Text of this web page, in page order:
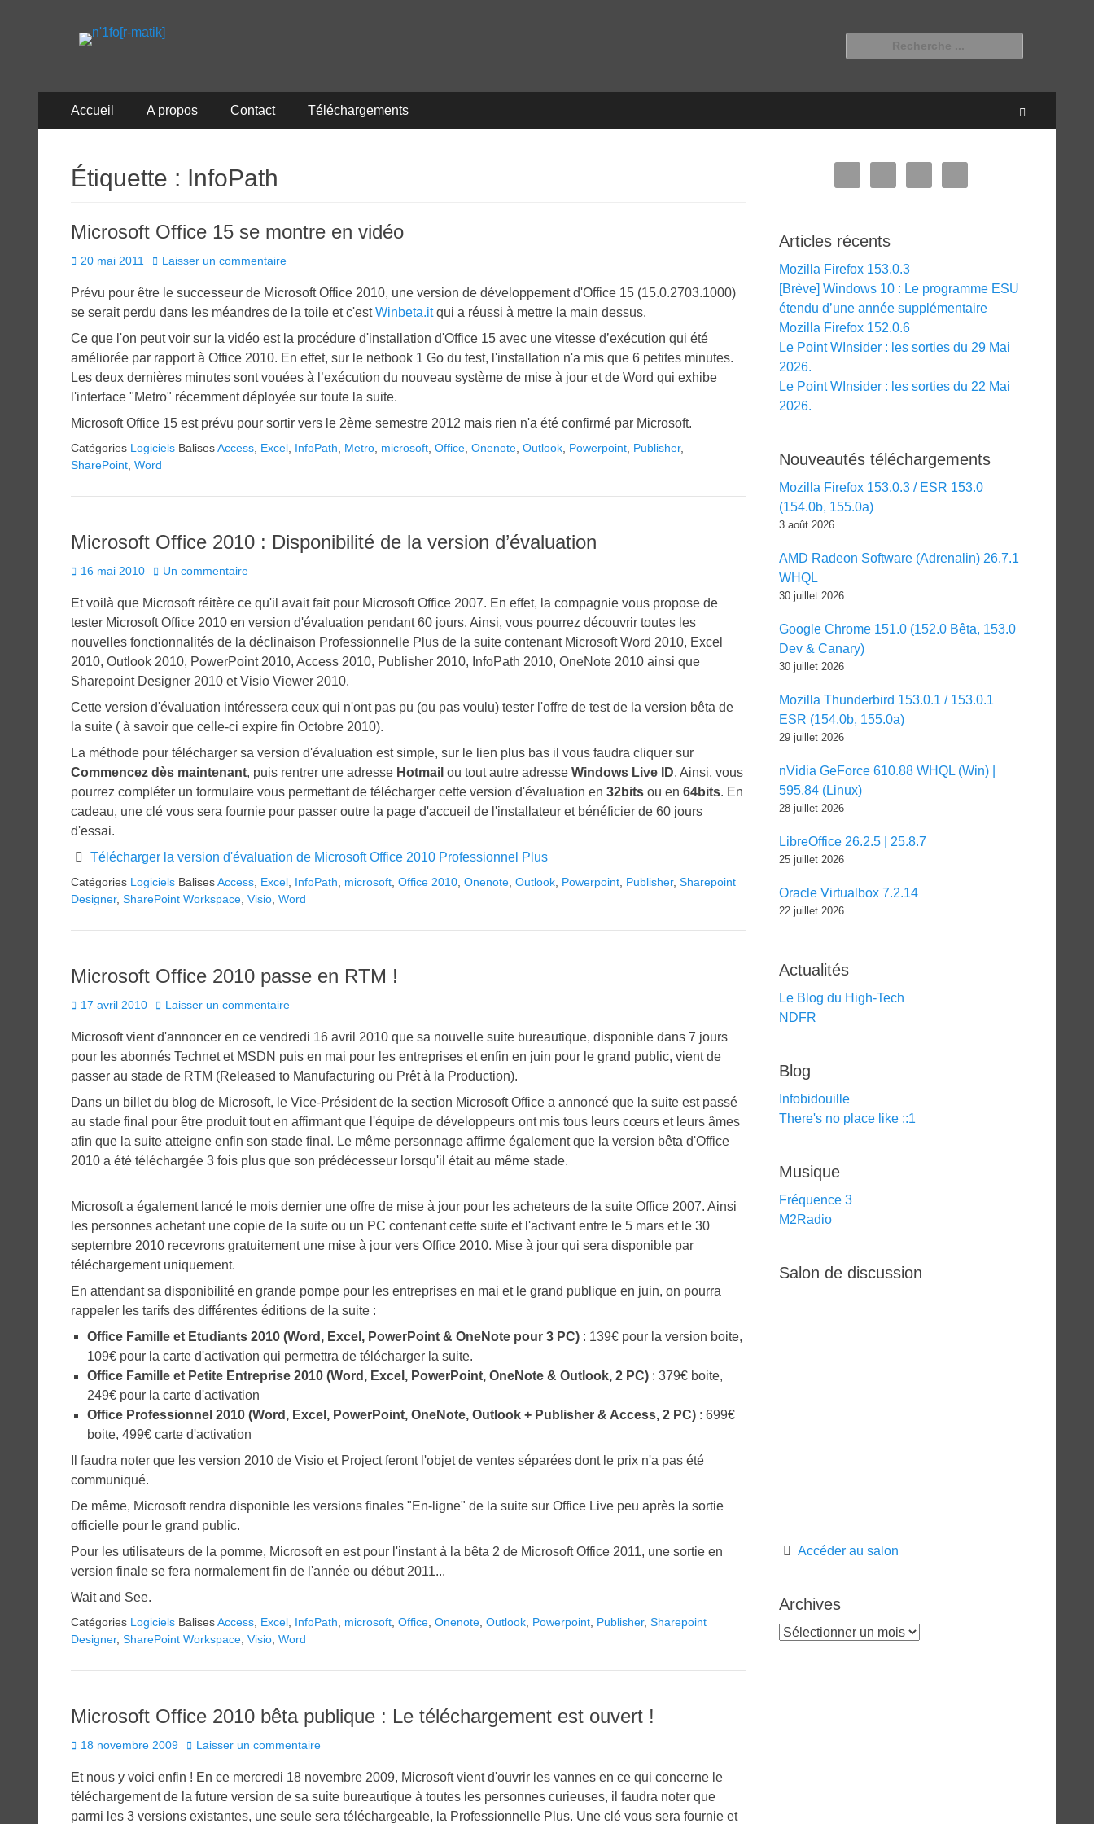
n'1fo[r-matik]
Pour les nymphos d'infos en info…
Menu
principal
Accueil A propos Contact Téléchargements
Étiquette : InfoPath
Microsoft Office 15 se montre en vidéo
Posted
20 mai 2011 Laisser un commentaire
Prévu pour être le successeur de Microsoft Office 2010, une version de développement d'Office 15 (15.0.2703.1000)
se serait perdu dans les méandres de la toile et c'estWinbeta.itqui a réussi à mettre la main dessus.
Ce que l'on peut voir sur la vidéo est la procédure d'installation d'Office 15 avec une vitesse d’exécution qui été
améliorée par rapport à Office 2010. En effet, sur le netbook 1 Go du test, l'installation n'a mis que 6 petites minutes.
Les deux dernières minutes sont vouées à l’exécution du nouveau système de mise à jour et de Word qui exhibe
l'interface "Metro" récemment déployée sur toute la suite.
Microsoft Office 15 est prévu pour sortir vers le 2ème semestre 2012 mais rien n'a été confirmé par Microsoft.
Catégories Logiciels BalisesAccess Excel InfoPath Metro microsoft Office Onenote Outlook Powerpoint Publisher,
SharePoint Word
Microsoft Office 2010 : Disponibilité de la version d’évaluation
Posted
16 mai 2010 Un commentaire
Et voilà que Microsoft réitère ce qu'il avait fait pour Microsoft Office 2007. En effet, la compagnie vous propose de
tester Microsoft Office 2010 en version d'évaluation pendant 60 jours. Ainsi, vous pourrez découvrir toutes les
nouvelles fonctionnalités de la déclinaison Professionnelle Plus de la suite contenant Microsoft Word 2010, Excel
2010, Outlook 2010, PowerPoint 2010, Access 2010, Publisher 2010, InfoPath 2010, OneNote 2010 ainsi que
Sharepoint Designer 2010 et Visio Viewer 2010.
Cette version d'évaluation intéressera ceux qui n'ont pas pu (ou pas voulu) tester l'offre de test de la version bêta de
la suite ( à savoir que celle-ci expire fin Octobre 2010).
La méthode pour télécharger sa version d'évaluation est simple, sur le lien plus bas il vous faudra cliquer sur
Commencez dès maintenant, puis rentrer une adresse Hotmail ou tout autre adresse Windows Live ID. Ainsi, vous
pourrez compléter un formulaire vous permettant de télécharger cette version d'évaluation en 32bits ou en 64bits. En
cadeau, une clé vous sera fournie pour passer outre la page d'accueil de l'installateur et bénéficier de 60 jours
d'essai.
Télécharger la version d'évaluation de Microsoft Office 2010 Professionnel Plus
Catégories Logiciels BalisesAccess Excel InfoPath microsoft Office 2010 Onenote Outlook Powerpoint Publisher, Sharepoint
Designer, SharePoint Workspace Visio Word
Microsoft Office 2010 passe en RTM !
Posted
17 avril 2010 Laisser un commentaire
Microsoft vient d'annoncer en ce vendredi 16 avril 2010 que sa nouvelle suite bureautique, disponible dans 7 jours
pour les abonnés Technet et MSDN puis en mai pour les entreprises et enfin en juin pour le grand public, vient de
passer au stade de RTM (Released to Manufacturing ou Prêt à la Production).
Dans un billet du blog de Microsoft, le Vice-Président de la section Microsoft Office a annoncé que la suite est passé
au stade final pour être produit tout en affirmant que l'équipe de développeurs ont mis tous leurs cœurs et leurs âmes
afin que la suite atteigne enfin son stade final. Le même personnage affirme également que la version bêta d'Office
2010 a été téléchargée 3 fois plus que son prédécesseur lorsqu'il était au même stade.
Microsoft a également lancé le mois dernier une offre de mise à jour pour les acheteurs de la suite Office 2007. Ainsi
les personnes achetant une copie de la suite ou un PC contenant cette suite et l'activant entre le 5 mars et le 30
septembre 2010 recevrons gratuitement une mise à jour vers Office 2010. Mise à jour qui sera disponible par
téléchargement uniquement.
En attendant sa disponibilité en grande pompe pour les entreprises en mai et le grand publique en juin, on pourra
rappeler les tarifs des différentes éditions de la suite :
Office Famille et Etudiants 2010 (Word, Excel, PowerPoint & OneNote pour 3 PC) : 139€ pour la version boite,
109€ pour la carte d'activation qui permettra de télécharger la suite.
Office Famille et Petite Entreprise 2010 (Word, Excel, PowerPoint, OneNote & Outlook, 2 PC) : 379€ boite,
249€ pour la carte d'activation
Office Professionnel 2010 (Word, Excel, PowerPoint, OneNote, Outlook + Publisher & Access, 2 PC) : 699€
boite, 499€ carte d'activation
Il faudra noter que les version 2010 de Visio et Project feront l'objet de ventes séparées dont le prix n'a pas été
communiqué.
De même, Microsoft rendra disponible les versions finales "En-ligne" de la suite sur Office Live peu après la sortie
officielle pour le grand public.
Pour les utilisateurs de la pomme, Microsoft en est pour l'instant à la bêta 2 de Microsoft Office 2011, une sortie en
version finale se fera normalement fin de l'année ou début 2011...
Wait and See.
Catégories Logiciels BalisesAccess Excel InfoPath microsoft Office Onenote Outlook Powerpoint Publisher, Sharepoint
Designer, SharePoint Workspace Visio Word
Microsoft Office 2010 bêta publique : Le téléchargement est ouvert !
Posted
18 novembre 2009 Laisser un commentaire
Et nous y voici enfin ! En ce mercredi 18 novembre 2009, Microsoft vient d'ouvrir les vannes en ce qui concerne le
téléchargement de la future version de sa suite bureautique à toutes les personnes curieuses, il faudra noter que
parmi les 3 versions existantes, une seule sera téléchargeable, la Professionnelle Plus. Une clé vous sera fournie et
Articles récents
Mozilla Firefox 153.0.3
[Brève] Windows 10 : Le programme ESU
étendu d’une année supplémentaire
Mozilla Firefox 152.0.6
Le Point WInsider : les sorties du 29 Mai
2026.
Le Point WInsider : les sorties du 22 Mai
2026.
Nouveautés téléchargements
Mozilla Firefox 153.0.3 / ESR 153.0
(154.0b, 155.0a)
3 août 2026
AMD Radeon Software (Adrenalin) 26.7.1
WHQL
30 juillet 2026
Google Chrome 151.0 (152.0 Bêta, 153.0
Dev & Canary)
30 juillet 2026
Mozilla Thunderbird 153.0.1 / 153.0.1
ESR (154.0b, 155.0a)
29 juillet 2026
nVidia GeForce 610.88 WHQL (Win) |
595.84 (Linux)
28 juillet 2026
LibreOffice 26.2.5 | 25.8.7
25 juillet 2026
Oracle Virtualbox 7.2.14
22 juillet 2026
Actualités
Le Blog du High-Tech
NDFR
Blog
Infobidouille
There's no place like ::1
Musique
Fréquence 3
M2Radio
Salon de discussion
Accéder au salon
Archives
Archives